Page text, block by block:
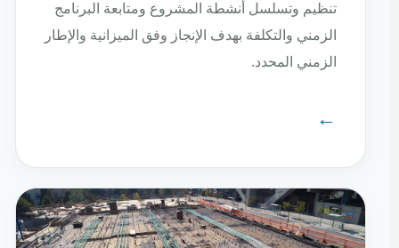
تنظيم وتسلسل أنشطة المشروع ومتابعة البرنامج
الزمني والتكلفة بهدف الإنجاز وفق الميزانية والإطار
الزمني المحدد.
←